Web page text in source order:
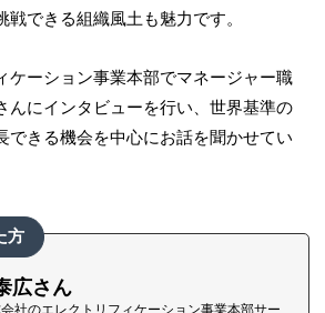
できる組織風土も魅力です。
ケーション事業本部でマネージャー職
んにインタビューを行い、世界基準の
できる機会を中心にお話を聞かせてい
方
広さん